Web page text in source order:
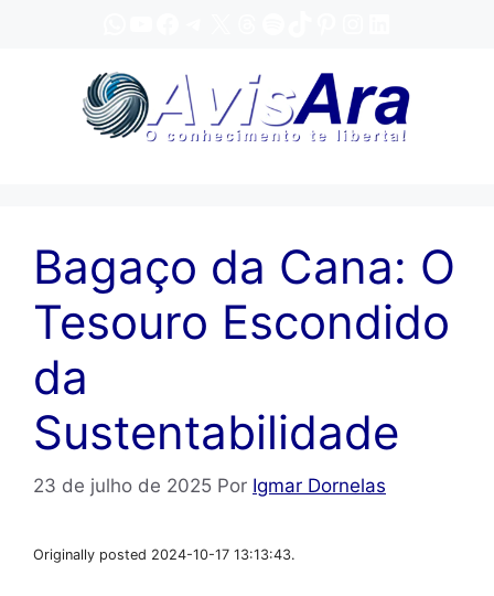
Bagaço da Cana: O
Tesouro Escondido
da
Sustentabilidade
23 de julho de 2025 Por Igmar Dornelas
Originally posted 2024-10-17 13:13:43.